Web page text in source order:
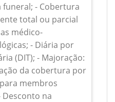
funeral; - Cobertura
total ou parcial
médico-
- Diária por
(DIT); - Majoração:
da cobertura por
membros
na